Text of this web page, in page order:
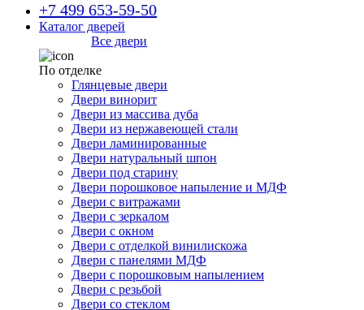
+7 499 653-59-50
Каталог дверей
Все двери
По отделке
Глянцевые двери
Двери винорит
Двери из массива дуба
Двери из нержавеющей стали
Двери ламинированные
Двери натуральный шпон
Двери под старину
Двери порошковое напыление и МДФ
Двери с витражами
Двери с зеркалом
Двери с окном
Двери с отделкой винилискожа
Двери с панелями МДФ
Двери с порошковым напылением
Двери с резьбой
Двери со стеклом